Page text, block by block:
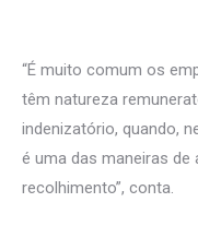
“É muito comum os
têm natureza
indenizatório, quando,
é uma das maneiras
recolhimento”, conta.